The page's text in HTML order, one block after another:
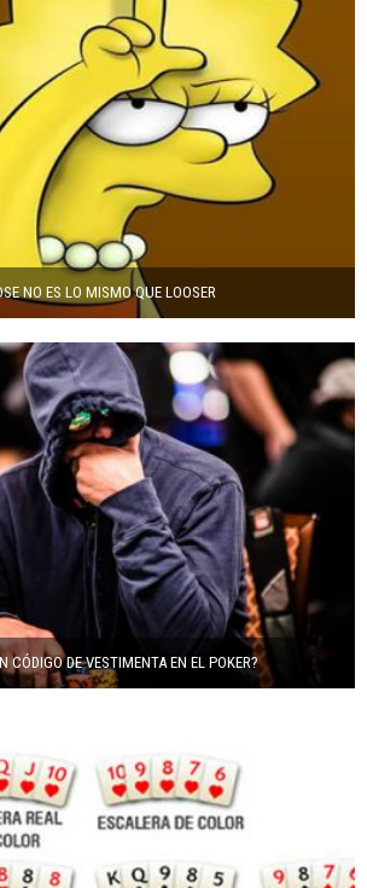
NO ES LO MISMO QUE LOOSER
CÓDIGO DE VESTIMENTA EN EL POKER?